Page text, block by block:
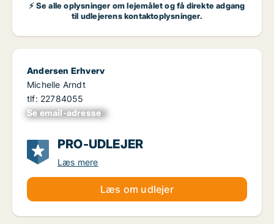
⚡ Se alle oplysninger om lejemålet og få direkte adgang
til udlejerens kontaktoplysninger.
Andersen Erhverv
Michelle Arndt
tlf: 22784055
Se email-adresse
xxxxxxxxxxxxxxxx
PRO-UDLEJER
Læs mere
Læs om udlejer